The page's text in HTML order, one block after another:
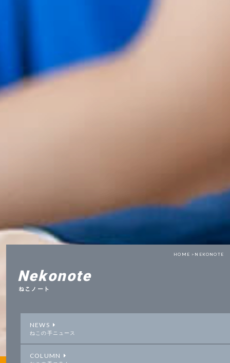
HOME > NEKONOTE
Nekonote
ねこノート
NEWS
ねこの手ニュース
COLUMN